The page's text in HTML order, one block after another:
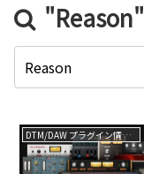
"Reason"
DTM/DAW プラグイン情報（VST AU AAX）